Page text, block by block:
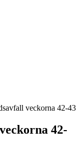
veckorna 42-43
42-